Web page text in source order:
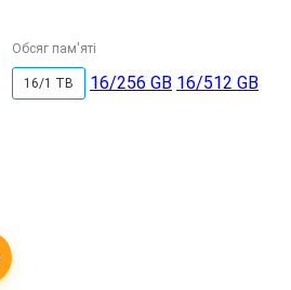
Обсяг пам'яті
16/1 TB 16/256 GB 16/512 GB